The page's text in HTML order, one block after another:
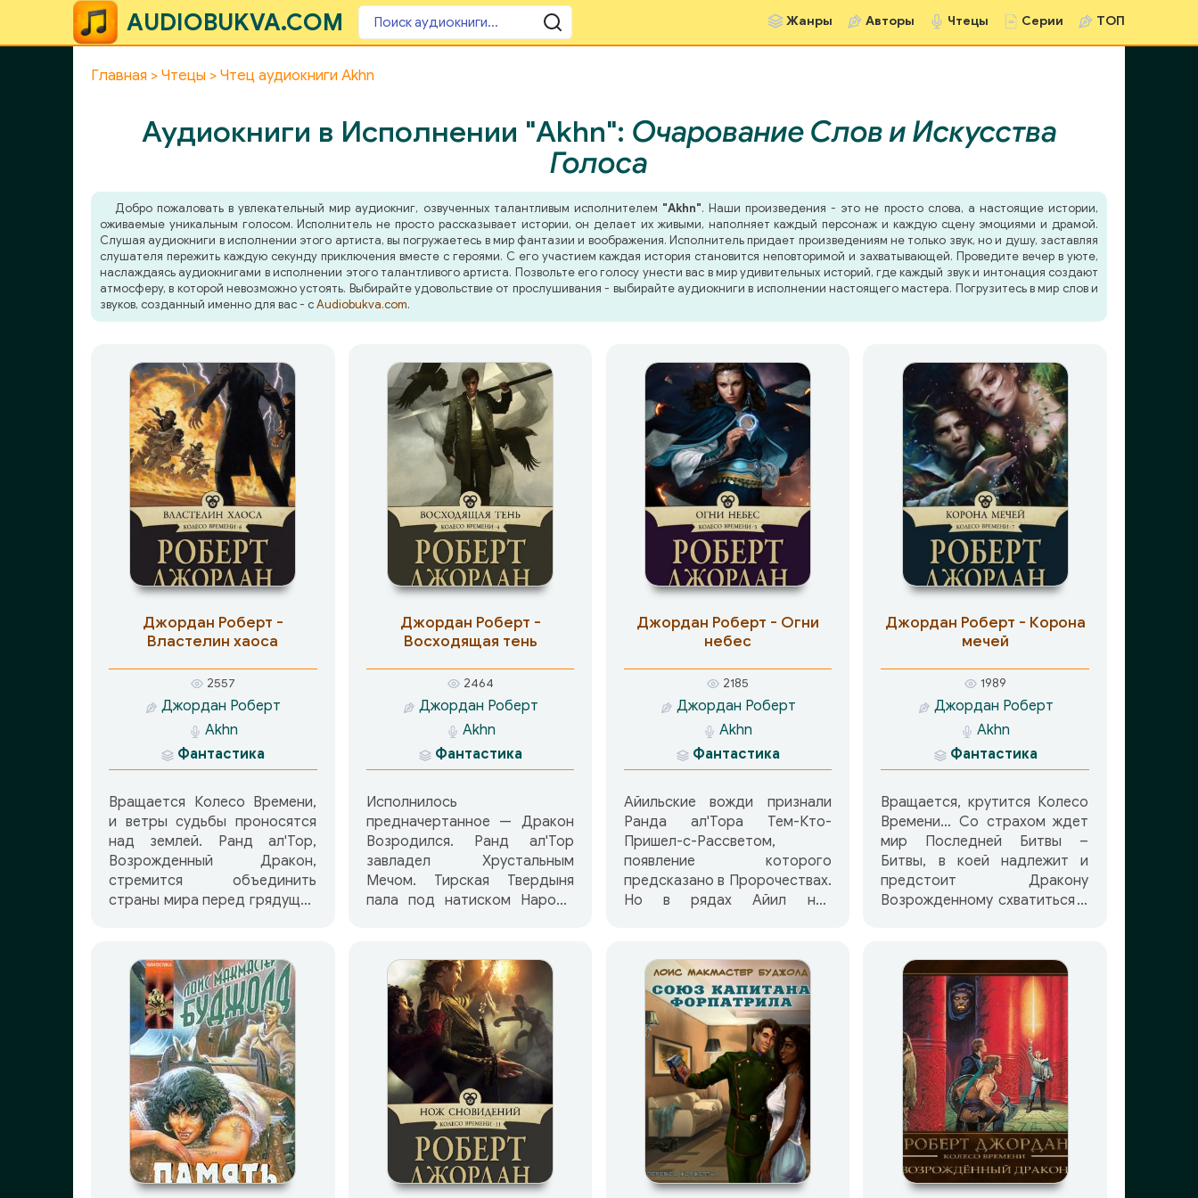
AUDIOBUKVA.COM Жанры Авторы Чтецы Серии ТОП
Главная Чтецы Чтец аудиокниги Akhn
Аудиокниги в Исполнении "Akhn": Очарование Слов и Искусства
Голоса
Добро пожаловать в увлекательный мир аудиокниг, озвученных талантливым исполнителем "Akhn". Наши произведения - это не просто слова, а настоящие истории,
оживаемые уникальным голосом. Исполнитель не просто рассказывает истории, он делает их живыми, наполняет каждый персонаж и каждую сцену эмоциями и драмой.
Слушая аудиокниги в исполнении этого артиста, вы погружаетесь в мир фантазии и воображения. Исполнитель придает произведениям не только звук, но и душу, заставляя
слушателя пережить каждую секунду приключения вместе с героями. С его участием каждая история становится неповторимой и захватывающей. Проведите вечер в уюте,
наслаждаясь аудиокнигами в исполнении этого талантливого артиста. Позвольте его голосу унести вас в мир удивительных историй, где каждый звук и интонация создают
атмосферу, в которой невозможно устоять. Выбирайте удовольствие от прослушивания - выбирайте аудиокниги в исполнении настоящего мастера. Погрузитесь в мир слов и
звуков, созданный именно для вас - сAudiobukva.com.
Джордан Роберт -
Властелин хаоса
2557
Джордан Роберт
Akhn
Фантастика
Вращается Колесо Времени,
и ветры судьбы проносятся
над землей. Ранд ал'Тор,
Возрожденный Дракон,
стремится объединить
страны мира перед грядущей
своего узилища. Слуги
Темного, бессмертные
Отрекшиеся, строят
коварные замыслы, готовят
ничего не подозревающему
человечеству ужасную
участь… Белая Башня в Тар
Валоне, где правит Амерлин
Элайда, решает, что Ранд
ал'Тор, Возрожденный
Дракон, должен им
подчиниться, а иначе —
Джордан Роберт -
Восходящая тень
2464
Джордан Роберт
Akhn
Фантастика
Исполнилось
предначертанное — Дракон
Возродился. Ранд ал'Тор
завладел Хрустальным
Мечом. Тирская Твердыня
пала под натиском Народа
плетут заговоры. Вырвались
на свободу Отрекшиеся,
Белая Башня преследует свои
тайные цели, охотятся за
Рандом Черные Айя и Гончие
Тьмы, Мурддралы и
Белоплащники… Из Тирской
Твердыни Ранд ал'Тор,
Возрожденный Дракон,
отправляется в Айильскую
Пустыню. В Руидине —
священном городе, которого
Джордан Роберт - Огни
небес
2185
Джордан Роберт
Akhn
Фантастика
Айильские вожди признали
Ранда ал'Тора Тем-Кто-
Пришел-с-Рассветом,
появление которого
предсказано в Пророчествах.
Но в рядах Айил нет
идут через Драконову Стену
на завоевание мира. Ранд
пытается помешать
вторжению, не зная, что
Отрекшиеся готовят ему
новую западню… Часть Айил
— отвергшие Возрожденного
Дракона всесокрушающим
валом обрушились на мир.
Ранд ал'Тор настигает их у
столицы Кайриэна. Его
друзья, Найнив и Илэйн,
Джордан Роберт - Корона
мечей
1989
Джордан Роберт
Akhn
Фантастика
Вращается, крутится Колесо
Времени… Со страхом ждет
мир Последней Битвы –
Битвы, в коей надлежит и
предстоит Дракону
Возрожденному схватиться с
охвачены смутой страны
мира. Одна лишь надежда
остается Ранду ал'Тору –
любой ценой объединить
людей, готовых вступить в
кровавый междоусобный бой.
И плывут, плывут из-за
океанского горизонта
корабли потомков тех, что
сражались некогда еще за
легендарнейшего из королей
– Артура Ястребиное